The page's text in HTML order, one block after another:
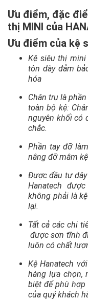
Ưu điểm, đặc
thị MINI của
Ưu điểm của kệ
Kệ siêu thị
tôn dày đảm
hóa
Chân trụ là
toàn bộ kệ:
nguyên khối có
chắc.
Phần tay đỡ
nâng đỡ mâm kệ
Được đầu tư
Hanatech
không phải là
lại.
Tất cả các chi
được sơn tĩnh
luôn có chất
Kệ Hanatech
hàng lựa chọn,
biệt để phù
của quý khách